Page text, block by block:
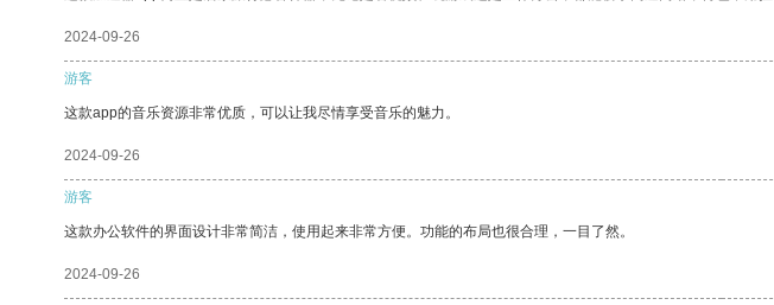
2024-09-26
游客
这款app的音乐资源非常优质，可以让我尽情享受音乐的魅力。
2024-09-26
游客
这款办公软件的界面设计非常简洁，使用起来非常方便。功能的布局也很合理，一目了然。
2024-09-26